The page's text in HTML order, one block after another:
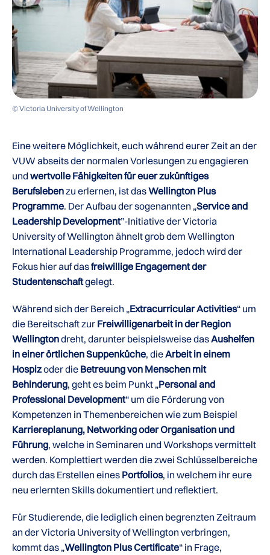
© Victoria University of Wellington
Eine weitere Möglichkeit, euch während eurer Zeit an der
VUW abseits der normalen Vorlesungen zu engagieren
und wertvolle Fähigkeiten für euer zukünftiges
Berufslebenzu erlernen, ist dasWellington Plus
Programme. Der Aufbau der sogenannten „Service and
Leadership Development”-Initiative der Victoria
University of Wellington ähnelt grob dem Wellington
International Leadership Programme, jedoch wird der
Fokus hier auf dasfreiwillige Engagement der
Studentenschaftgelegt.
Während sich der Bereich „Extracurricular Activities“ um
die Bereitschaft zur Freiwilligenarbeit in der Region
Wellingtondreht, darunter beispielsweise dasAushelfen
in einer örtlichen Suppenküche, dieArbeit in einem
Hospizoder die Betreuung von Menschen mit
Behinderung, geht es beim Punkt „Personal and
Professional Development“ um die Förderung von
Kompetenzen in Themenbereichen wie zum Beispiel
Karriereplanung, Networking oder Organisation und
Führung, welche in Seminaren und Workshops vermittelt
werden. Komplettiert werden die zwei Schlüsselbereiche
durch das Erstellen eines Portfolios, in welchem ihr eure
neu erlernten Skills dokumentiert und reflektiert.
Für Studierende, die lediglich einen begrenzten Zeitraum
an der Victoria University of Wellington verbringen,
kommt das „Wellington Plus Certificate“ in Frage,